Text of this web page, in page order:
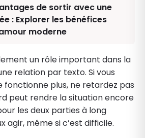
de sortir avec une
: Explorer les bénéfices
moderne
un rôle important dans la
relation par texto. Si vous
fonctionne plus, ne retardez pas
peut rendre la situation encore
les deux parties à long
agir, même si c’est difficile.